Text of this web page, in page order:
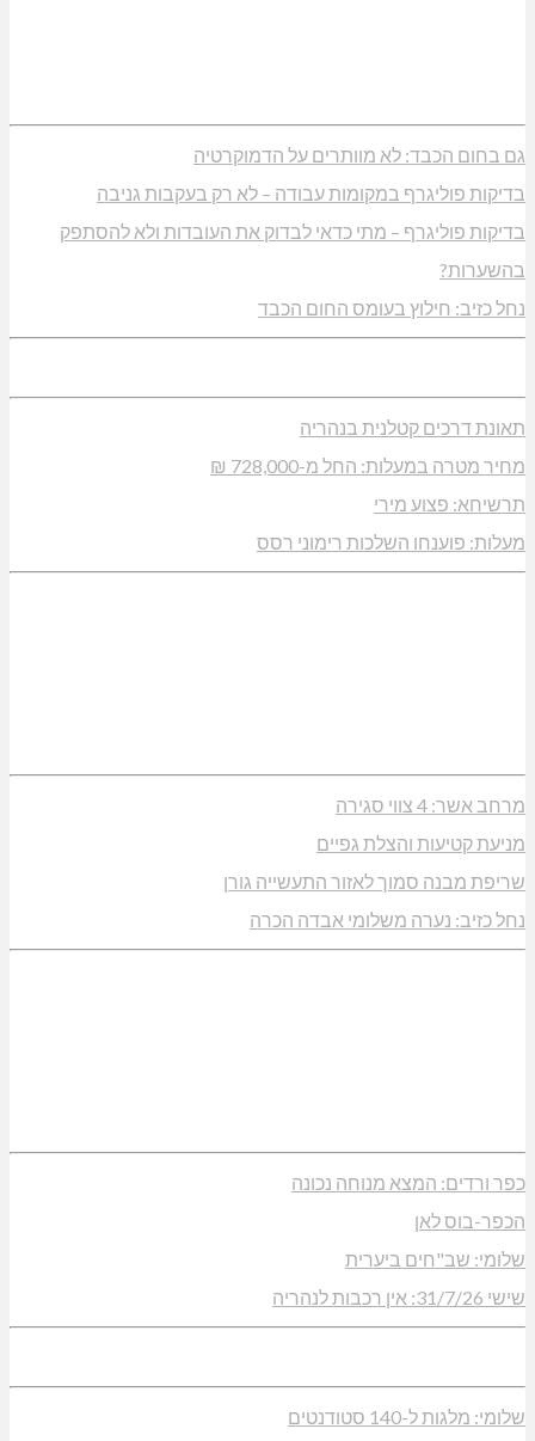
גם בחום הכבד: לא מוותרים על הדמוקרטיה
בדיקות פוליגרף במקומות עבודה – לא רק בעקבות גניבה
בדיקות פוליגרף – מתי כדאי לבדוק את העובדות ולא להסתפק
בהשערות?
נחל כזיב: חילוץ בעומס החום הכבד
תאונת דרכים קטלנית בנהריה
מחיר מטרה במעלות: החל מ-728,000 ₪
תרשיחא: פצוע מירי
מעלות: פוענחו השלכות רימוני רסס
מרחב אשר: 4 צווי סגירה
מניעת קטיעות והצלת גפיים
שריפת מבנה סמוך לאזור התעשייה גורן
נחל כזיב: נערה משלומי אבדה הכרה
כפר ורדים: המצא מנוחה נכונה
הכפר-בוס לאן
שלומי: שב"חים ביערית
שישי 31/7/26: אין רכבות לנהריה
שלומי: מלגות ל-140 סטודנטים